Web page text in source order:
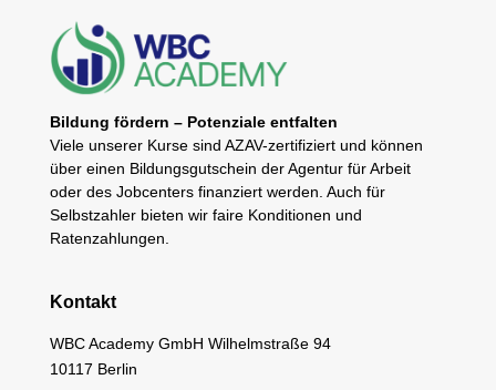
Bildung fördern – Potenziale entfalten
Viele unserer Kurse sind AZAV-zertifiziert und können
über einen Bildungsgutschein der Agentur für Arbeit
oder des Jobcenters finanziert werden. Auch für
Selbstzahler bieten wir faire Konditionen und
Ratenzahlungen.
Kontakt
WBC Academy GmbH Wilhelmstraße 94
10117 Berlin